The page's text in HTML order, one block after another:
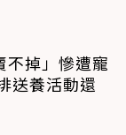
不掉」慘遭寵
送養活動還